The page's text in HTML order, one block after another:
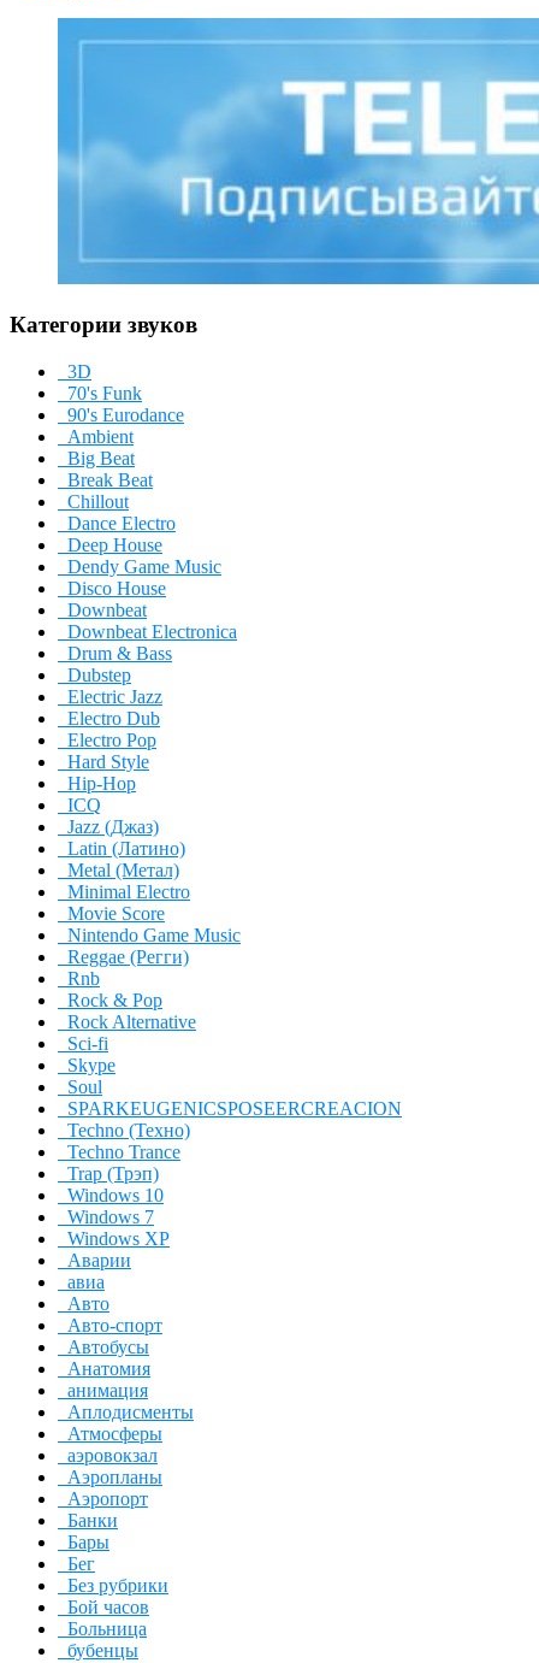
Категории звуков
3D
70's Funk
90's Eurodance
Ambient
Big Beat
Break Beat
Chillout
Dance Electro
Deep House
Dendy Game Music
Disco House
Downbeat
Downbeat Electronica
Drum & Bass
Dubstep
Electric Jazz
Electro Dub
Electro Pop
Hard Style
Hip-Hop
ICQ
Jazz (Джаз)
Latin (Латино)
Metal (Метал)
Minimal Electro
Movie Score
Nintendo Game Music
Reggae (Регги)
Rnb
Rock & Pop
Rock Alternative
Sci-fi
Skype
Soul
SPARKEUGENICSPOSEERCREACION
Techno (Техно)
Techno Trance
Trap (Трэп)
Windows 10
Windows 7
Windows XP
Аварии
авиа
Авто
Авто-спорт
Автобусы
Анатомия
анимация
Аплодисменты
Атмосферы
аэровокзал
Аэропланы
Аэропорт
Банки
Бары
Бег
Без рубрики
Бой часов
Больница
бубенцы